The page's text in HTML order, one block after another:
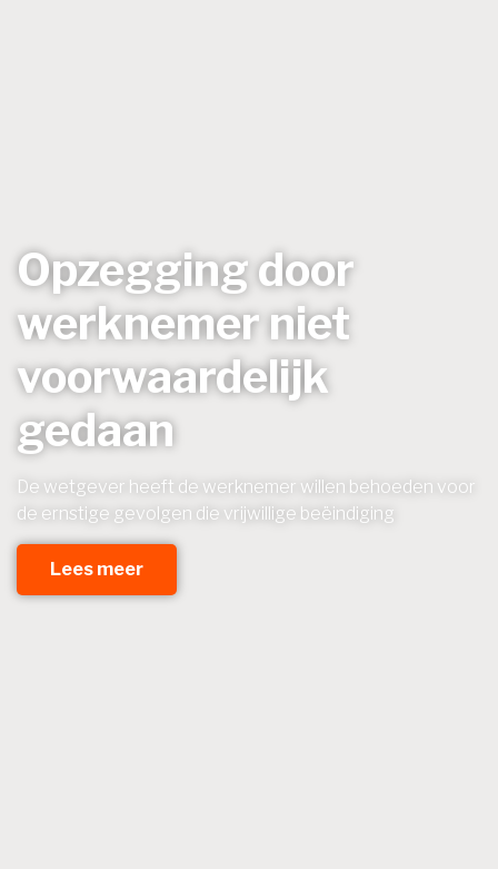
Opzegging door
werknemer niet
voorwaardelijk
gedaan
De wetgever heeft de werknemer willen behoeden voor
de ernstige gevolgen die vrijwillige beëindiging
Lees meer